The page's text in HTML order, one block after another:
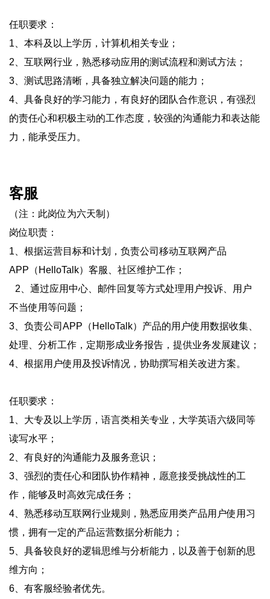
任职要求：
1、本科及以上学历，计算机相关专业；
2、互联网行业，熟悉移动应用的测试流程和测试方法；
3、测试思路清晰，具备独立解决问题的能力；
4、具备良好的学习能力，有良好的团队合作意识，有强烈
的责任心和积极主动的工作态度，较强的沟通能力和表达能
力，能承受压力。
客服
（注：此岗位为六天制）
岗位职责：
1、根据运营目标和计划，负责公司移动互联网产品
APP（HelloTalk）客服、社区维护工作；
2、通过应用中心、邮件回复等方式处理用户投诉、用户
不当使用等问题；
3、负责公司APP（HelloTalk）产品的用户使用数据收集、
处理、分析工作，定期形成业务报告，提供业务发展建议；
4、根据用户使用及投诉情况，协助撰写相关改进方案。
任职要求：
1、大专及以上学历，语言类相关专业，大学英语六级同等
读写水平；
2、有良好的沟通能力及服务意识；
3、强烈的责任心和团队协作精神，愿意接受挑战性的工
作，能够及时高效完成任务；
4、熟悉移动互联网行业规则，熟悉应用类产品用户使用习
惯，拥有一定的产品运营数据分析能力；
5、具备较良好的逻辑思维与分析能力，以及善于创新的思
维方向；
6、有客服经验者优先。